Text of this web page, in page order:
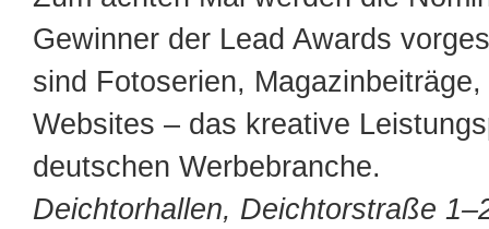
Gewinner der Lead Awards
sind Fotoserien,
Websites – das kreative
deutschen Werbebranche.
Deichtorhallen, Deichtorstraße